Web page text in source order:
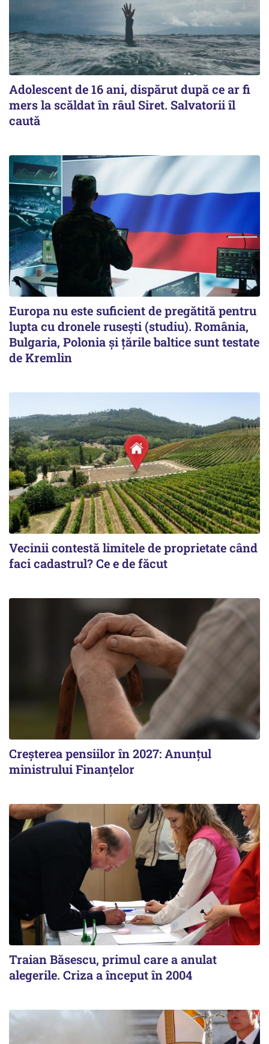
Adolescent de 16 ani, dispărut după ce ar fi
mers la scăldat în râul Siret. Salvatorii îl
caută
Europa nu este suficient de pregătită pentru
lupta cu dronele rusești (studiu). România,
Bulgaria, Polonia și țările baltice sunt testate
de Kremlin
Vecinii contestă limitele de proprietate când
faci cadastrul? Ce e de făcut
Creșterea pensiilor în 2027: Anunțul
ministrului Finanțelor
Traian Băsescu, primul care a anulat
alegerile. Criza a început în 2004